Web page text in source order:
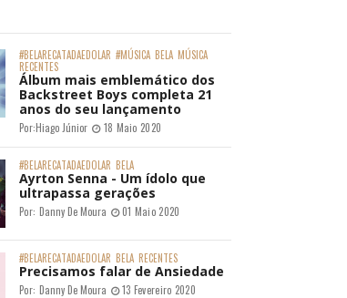
#BELARECATADAEDOLAR #MÚSICA BELA MÚSICA
RECENTES
Álbum mais emblemático dos
Backstreet Boys completa 21
anos do seu lançamento
Por:Hiago Júnior 18 Maio 2020
#BELARECATADAEDOLAR BELA
Ayrton Senna - Um ídolo que
ultrapassa gerações
Por: Danny De Moura 01 Maio 2020
#BELARECATADAEDOLAR BELA RECENTES
Precisamos falar de Ansiedade
Por: Danny De Moura 13 Fevereiro 2020